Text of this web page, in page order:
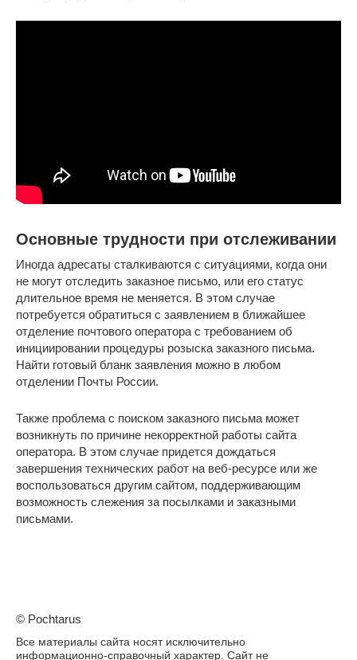
Основные трудности при отслеживании
Иногда адресаты сталкиваются с ситуациями, когда они
не могут отследить заказное письмо, или его статус
длительное время не меняется. В этом случае
потребуется обратиться с заявлением в ближайшее
отделение почтового оператора с требованием об
инициировании процедуры розыска заказного письма.
Найти готовый бланк заявления можно в любом
отделении Почты России.
Также проблема с поиском заказного письма может
возникнуть по причине некорректной работы сайта
оператора. В этом случае придется дождаться
завершения технических работ на веб-ресурсе или же
воспользоваться другим сайтом, поддерживающим
возможность слежения за посылками и заказными
письмами.
© Pochtarus
Все материалы сайта носят исключительно
информационно-справочный характер. Сайт не